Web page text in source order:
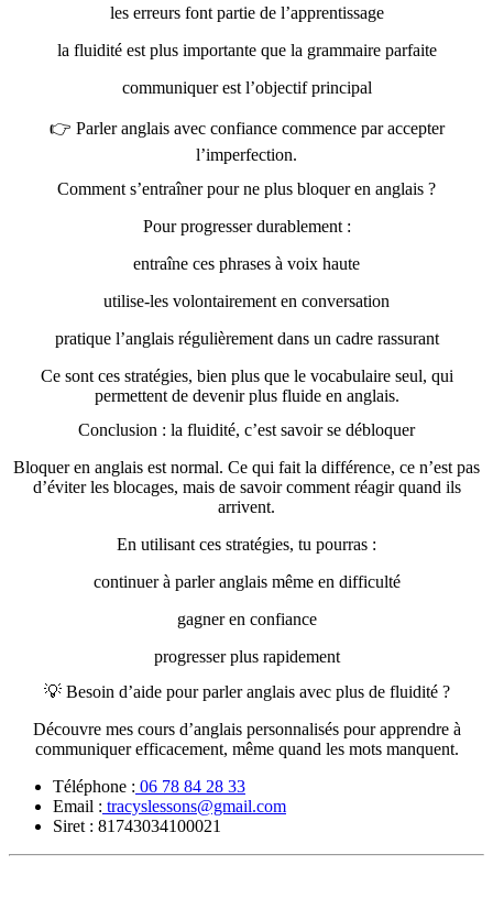
les erreurs font partie de l’apprentissage
la fluidité est plus importante que la grammaire parfaite
communiquer est l’objectif principal
👉 Parler anglais avec confiance commence par accepter
l’imperfection.
Comment s’entraîner pour ne plus bloquer en anglais ?
Pour progresser durablement :
entraîne ces phrases à voix haute
utilise-les volontairement en conversation
pratique l’anglais régulièrement dans un cadre rassurant
Ce sont ces stratégies, bien plus que le vocabulaire seul, qui
permettent de devenir plus fluide en anglais.
Conclusion : la fluidité, c’est savoir se débloquer
Bloquer en anglais est normal. Ce qui fait la différence, ce n’est pas
d’éviter les blocages, mais de savoir comment réagir quand ils
arrivent.
En utilisant ces stratégies, tu pourras :
continuer à parler anglais même en difficulté
gagner en confiance
progresser plus rapidement
💡 Besoin d’aide pour parler anglais avec plus de fluidité ?
Découvre mes cours d’anglais personnalisés pour apprendre à
communiquer efficacement, même quand les mots manquent.
Téléphone : 06 78 84 28 33
Email : tracyslessons@gmail.com
Siret : 81743034100021